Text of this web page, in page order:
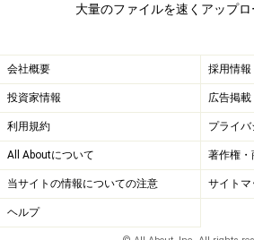
が「 MT-4_24-ja.zip 」なら、
と入力するだけです。
[Enter]キーを押せば、すぐに展開処
圧縮ファイルをサーバ
この方法なら、あっという間に展開
れで、アップロード完了です。
ダ）構成もそのまま維持された状態
大量のファイルを速くアップ
会社概要 採用情報
投資家情報 広告掲載
利用規約 プライ
All Aboutについて 著作権・
当サイトの情報についての注意 サイトマ
ヘルプ